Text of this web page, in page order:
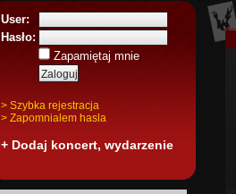
User:
Hasło:
Zapamiętaj mnie
> Szybka rejestracja
> Zapomnialem hasla
+ Dodaj koncert, wydarzenie